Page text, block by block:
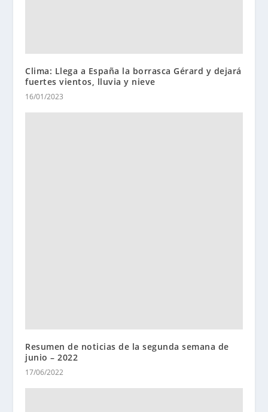
Clima: Llega a España la borrasca Gérard y dejará
fuertes vientos, lluvia y nieve
16/01/2023
Resumen de noticias de la segunda semana de
junio – 2022
17/06/2022